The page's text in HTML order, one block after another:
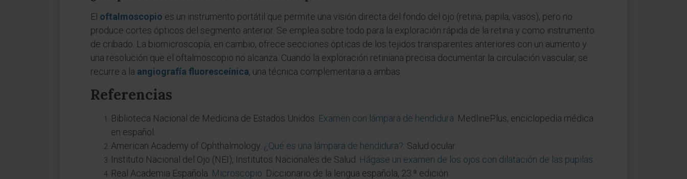
El oftalmoscopio es un instrumento portátil que permite una visión directa del fondo del ojo (retina, papila, vasos), pero no
produce cortes ópticos del segmento anterior. Se emplea sobre todo para la exploración rápida de la retina y como instrumento
de cribado. La biomicroscopía, en cambio, ofrece secciones ópticas de los tejidos transparentes anteriores con un aumento y
una resolución que el oftalmoscopio no alcanza. Cuando la exploración retiniana precisa documentar la circulación vascular, se
recurre a la angiografía fluoresceínica, una técnica complementaria a ambas.
Referencias
Biblioteca Nacional de Medicina de Estados Unidos. Examen con lámpara de hendidura . MedlinePlus, enciclopedia médica
en español.
American Academy of Ophthalmology. ¿Qué es una lámpara de hendidura? . Salud ocular.
Instituto Nacional del Ojo (NEI), Institutos Nacionales de Salud. Hágase un examen de los ojos con dilatación de las pupilas
Real Academia Española. Microscopio . Diccionario de la lengua española, 23.ª edición.